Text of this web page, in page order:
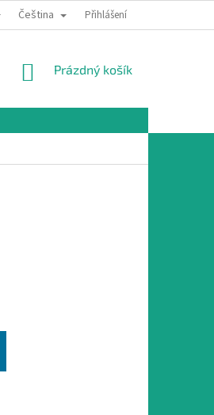
Čeština Přihlášení
NÁKUPNÍ
Prázdný košík